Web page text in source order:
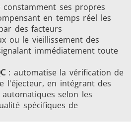
constamment ses propres
en temps réel les
des facteurs
ou le vieillissement des
immédiatement toute
: automatise la vérification de
l'éjecteur, en intégrant des
selon les
spécifiques de